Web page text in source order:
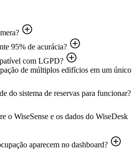
95% de acurácia?
com LGPD?
de múltiplos edifícios em um único
do sistema de reservas para funcionar?
o WiseSense e os dados do WiseDesk
aparecem no dashboard?